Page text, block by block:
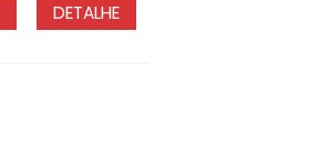
DETALHE